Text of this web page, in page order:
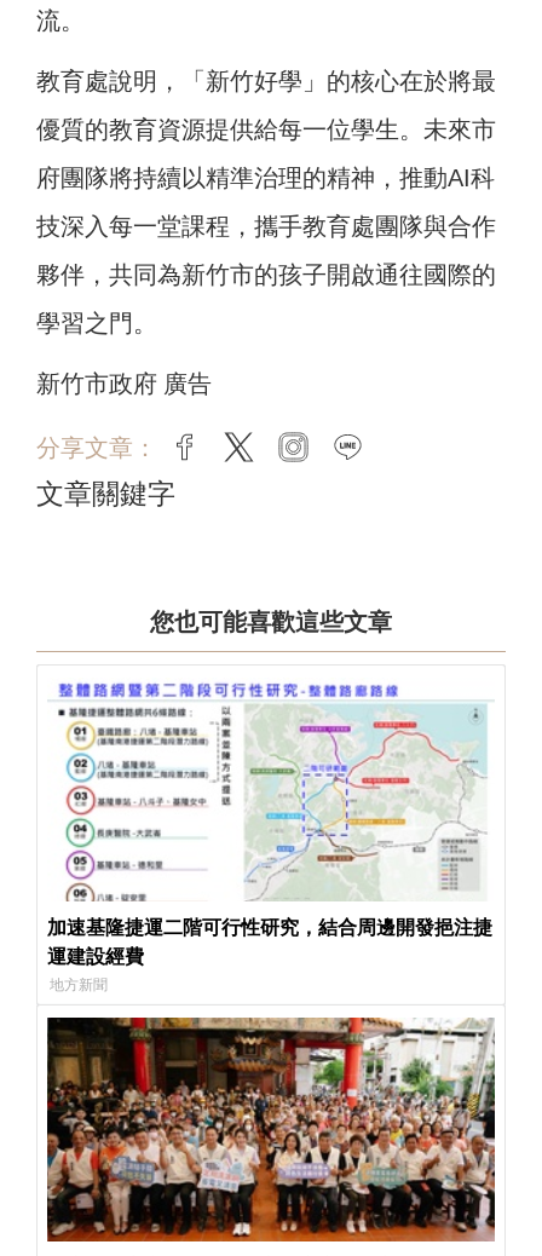
流。
教育處說明，「新竹好學」的核心在於將最
優質的教育資源提供給每一位學生。未來市
府團隊將持續以精準治理的精神，推動AI科
技深入每一堂課程，攜手教育處團隊與合作
夥伴，共同為新竹市的孩子開啟通往國際的
學習之門。
新竹市政府 廣告
分享文章： facebook
twitter instagram
文章關鍵字
您也可能喜歡這些文章
加速基隆捷運二階可行性研究，結合周邊開發挹注捷
運建設經費
地方新聞